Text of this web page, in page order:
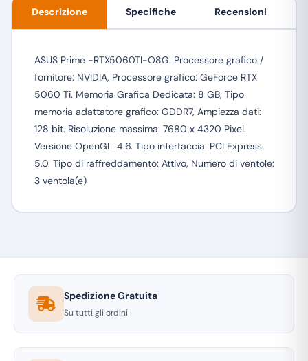
Descrizione Specifiche Recensioni
ASUS Prime -RTX5060TI-O8G. Processore grafico /
fornitore: NVIDIA, Processore grafico: GeForce RTX
5060 Ti. Memoria Grafica Dedicata: 8 GB, Tipo
memoria adattatore grafico: GDDR7, Ampiezza dati:
128 bit. Risoluzione massima: 7680 x 4320 Pixel.
Versione OpenGL: 4.6. Tipo interfaccia: PCI Express
5.0. Tipo di raffreddamento: Attivo, Numero di ventole:
3 ventola(e)
Spedizione Gratuita
Su tutti gli ordini